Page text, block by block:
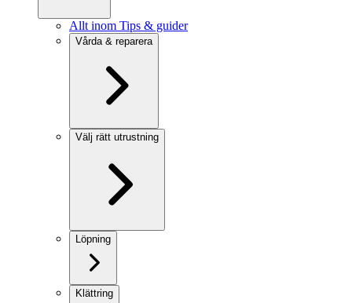
Allt inom Tips & guider
Vårda & reparera
Välj rätt utrustning
Löpning
Klättring